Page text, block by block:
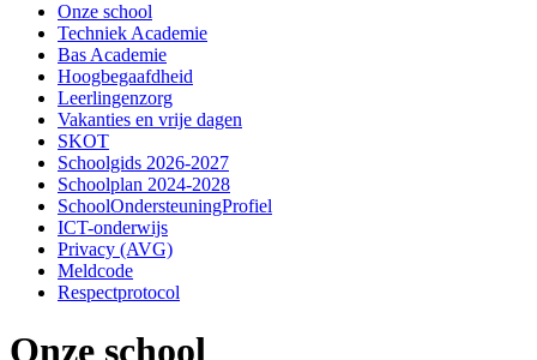
Onze school
Techniek Academie
Bas Academie
Hoogbegaafdheid
Leerlingenzorg
Vakanties en vrije dagen
SKOT
Schoolgids 2026-2027
Schoolplan 2024-2028
SchoolOndersteuningProfiel
ICT-onderwijs
Privacy (AVG)
Meldcode
Respectprotocol
Onze school